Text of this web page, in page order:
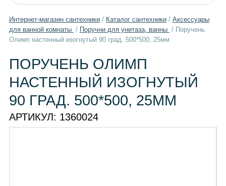
Интернет-магазин сантехники/ Каталог сантехники/ Aксессуары
для ванной комнаты / Поручни для унитаза, ванны / Поручень
Олимп настенный изогнутый 90 град. 500*500, 25мм
ПОРУЧЕНЬ ОЛИМП
НАСТЕННЫЙ ИЗОГНУТЫЙ
90 ГРАД. 500*500, 25ММ
АРТИКУЛ: 1360024